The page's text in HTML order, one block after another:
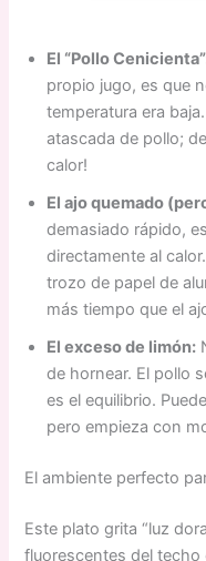
El “Pollo
propio jugo, es que
temperatura era
atascada de pollo;
calor!
El ajo quemado
demasiado rápido,
directamente al
trozo de papel de
más tiempo que el
El exceso de limón:
de hornear. El pollo
es el equilibrio.
pero empieza con
El ambiente perfecto
Este plato grita “luz
fluorescentes del